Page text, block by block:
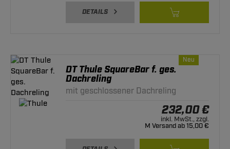
DETAILS
Neu
DT Thule SquareBar f. ges.
Dachreling
mit geschlossener Dachreling
232,00 €
inkl. MwSt., zzgl.
M Versand ab 15,00 €